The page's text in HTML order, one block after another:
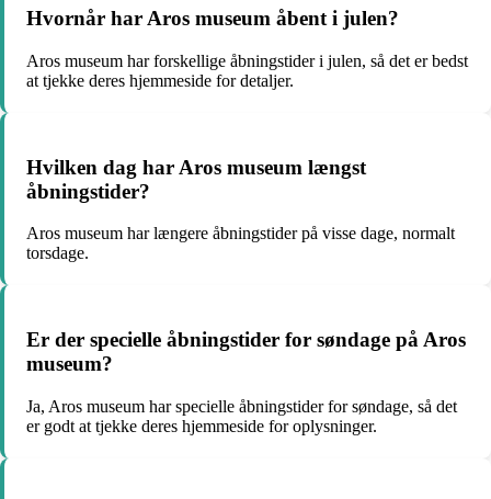
Hvornår har Aros museum åbent i julen?
Aros museum har forskellige åbningstider i julen, så det er bedst
at tjekke deres hjemmeside for detaljer.
Hvilken dag har Aros museum længst
åbningstider?
Aros museum har længere åbningstider på visse dage, normalt
torsdage.
Er der specielle åbningstider for søndage på Aros
museum?
Ja, Aros museum har specielle åbningstider for søndage, så det
er godt at tjekke deres hjemmeside for oplysninger.